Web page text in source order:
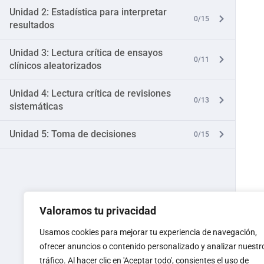
Valoramos tu privacidad
Usamos cookies para mejorar tu experiencia de navegación,
ofrecer anuncios o contenido personalizado y analizar
tráfico. Al hacer clic en 'Aceptar todo', consientes el uso de
Unidad 2: Estadística para interpretar
resultados
0/15
Unidad 3: Lectura crítica de ensayos
clínicos aleatorizados
0/11
Unidad 4: Lectura crítica de revisiones
sistemáticas
0/13
Unidad 5: Toma de decisiones 0/15